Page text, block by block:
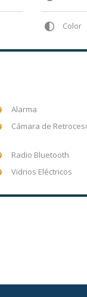
Color
Alarma
Cámara de
Radio Bluetooth
Vidrios Eléctricos